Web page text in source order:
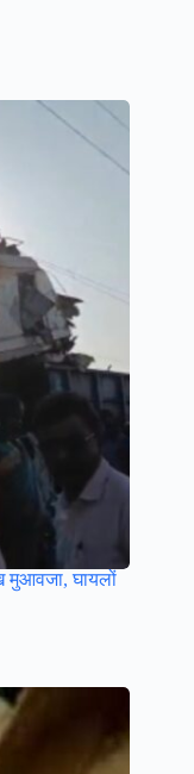
मुआवजा, घायलों